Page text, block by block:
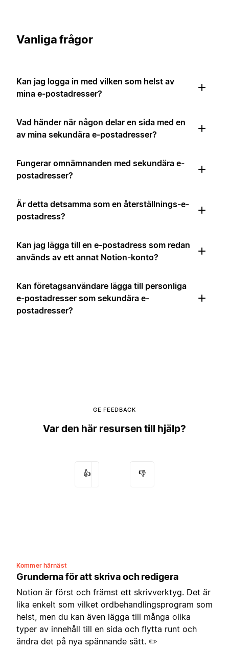
Vanliga frågor
Kan jag logga in med vilken som helst av
mina e-postadresser?
Vad händer när någon delar en sida med en
av mina sekundära e-postadresser?
Fungerar omnämnanden med sekundära e-
postadresser?
Är detta detsamma som en återställnings-e-
postadress?
Kan jag lägga till en e-postadress som redan
används av ett annat Notion-konto?
Kan företagsanvändare lägga till personliga
e-postadresser som sekundära e-
postadresser?
GE FEEDBACK
Var den här resursen till hjälp?
👍 👎
Kommer härnäst
Grunderna för att skriva och redigera
Notion är först och främst ett skrivverktyg. Det är
lika enkelt som vilket ordbehandlingsprogram som
helst, men du kan även lägga till många olika
typer av innehåll till en sida och flytta runt och
ändra det på nya spännande sätt. ✏️